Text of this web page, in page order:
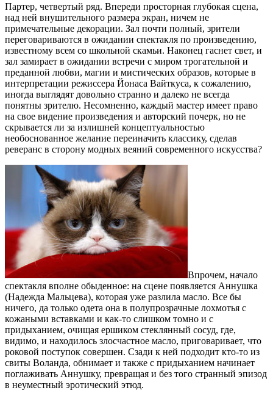
Партер, четвертый ряд. Впереди просторная глубокая сцена,
над ней внушительного размера экран, ничем не
примечательные декорации. Зал почти полный, зрители
переговариваются в ожидании спектакля по произведению,
известному всем со школьной скамьи. Наконец гаснет свет, и
зал замирает в ожидании встречи с миром трогательной и
преданной любви, магии и мистических образов, которые в
интерпретации режиссера Йонаса Вайткуса, к сожалению,
иногда выглядят довольно странно и далеко не всегда
понятны зрителю. Несомненно, каждый мастер имеет право
на свое видение произведения и авторский почерк, но не
скрывается ли за излишней концептуальностью
необоснованное желание переиначить классику, сделав
реверанс в сторону модных веяний современного искусства?
Впрочем, начало
спектакля вполне обыденное: на сцене появляется Аннушка
(Надежда Мальцева), которая уже разлила масло. Все бы
ничего, да только одета она в полупрозрачные лохмотья с
кожаными вставками и как-то слишком томно и с
придыханием, очищая ершиком стеклянный сосуд, где,
видимо, и находилось злосчастное масло, приговаривает, что
роковой поступок совершен. Сзади к ней подходит кто-то из
свиты Воланда, обнимает и также с придыханием начинает
поглаживать Аннушку, превращая и без того странный эпизод
в неуместный эротический этюд.